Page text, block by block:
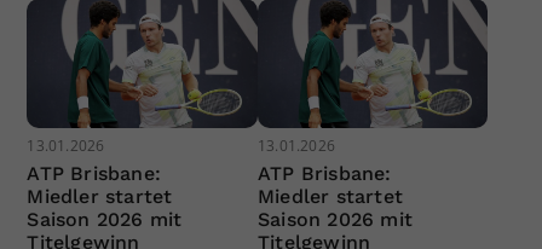
13.01.2026
ATP Brisbane:
Miedler startet
Saison 2026 mit
Titelgewinn
13.01.2026
ATP Brisbane:
Miedler startet
Saison 2026 mit
Titelgewinn